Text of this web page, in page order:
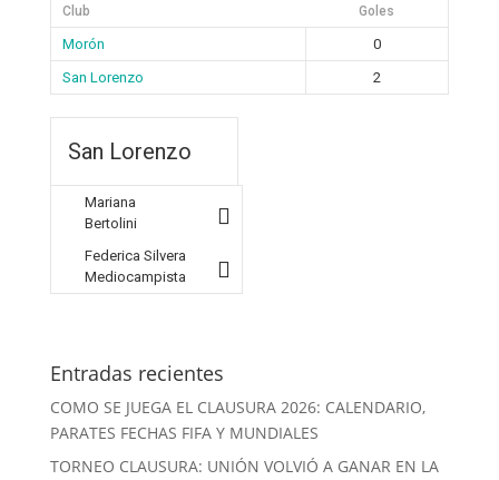
Club Goles
Morón
0
San Lorenzo
2
San Lorenzo
Mariana
Bertolini
Federica Silvera
Mediocampista
Entradas recientes
COMO SE JUEGA EL CLAUSURA 2026: CALENDARIO,
PARATES FECHAS FIFA Y MUNDIALES
TORNEO CLAUSURA: UNIÓN VOLVIÓ A GANAR EN LA